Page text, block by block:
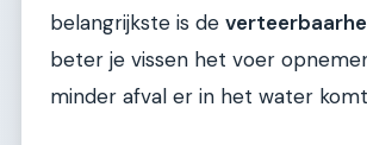
belangrijkste is de
beter je vissen het voer
minder afval er in het water